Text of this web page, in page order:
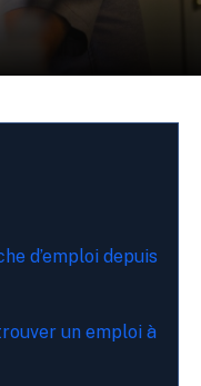
d’emploi depuis
un emploi à